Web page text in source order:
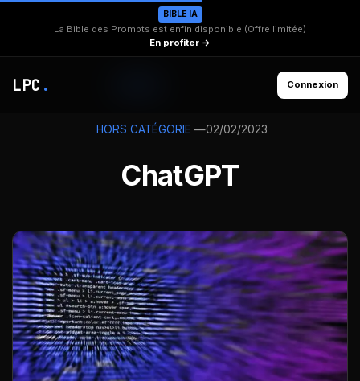
BIBLE IA
La Bible des Prompts est enfin disponible (Offre limitée)
En profiter →
LPC . Connexion
HORS CATÉGORIE —02/02/2023
ChatGPT